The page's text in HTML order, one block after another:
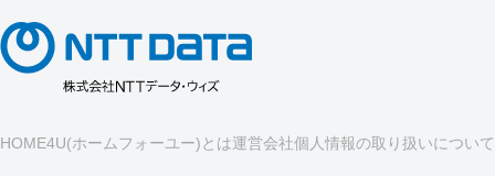
HOME4U(ホームフォーユー)とは運営会社個人情報の取り扱いについて